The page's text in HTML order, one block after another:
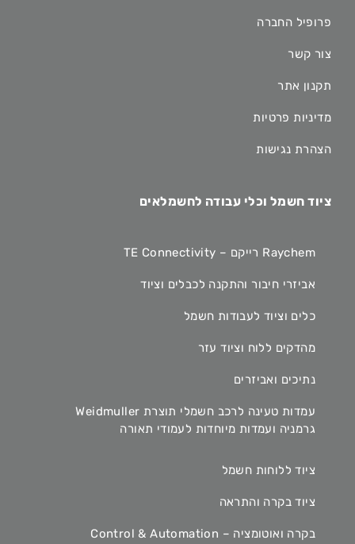
פרופיל החברה
צור קשר
תקנון אתר
מדיניות פרטיות
הצהרת נגישות
ציוד חשמל וכלי עבודה לחשמלאים
Raychem רייקם – TE Connectivity
אביזרי חיבור והתקנה לכבלים וציוד
כלים וציוד לעבודות חשמל
מהדקים ללוח וציוד עזר
נתיכים ואביזרים
עמדות טעינה לרכב חשמלי תוצרת Weidmuller
גרמניה ועמדות מיוחדות לעמודי תאורה
ציוד ללוחות חשמל
ציוד בקרה והתראה
בקרה ואוטומציה – Control & Automation